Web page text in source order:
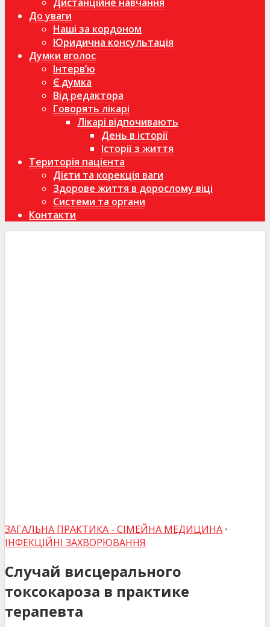
До уваги
Наші за кордоном
Юридична консультація
Думки вголос
Інтерв’ю
Є думка
Від редактора
Говорять лікарі
Лікарі відпочивають
День в історії
Історії з життя
Територія пацієнта
Дієти та корекція ваги
Здорове життя в дорослому віці
Системи та органи
Контакти
ЗАГАЛЬНА ПРАКТИКА - СІМЕЙНА МЕДИЦИНА •
ІНФЕКЦІЙНІ ЗАХВОРЮВАННЯ
Случай висцерального
токсокароза в практике
терапевта